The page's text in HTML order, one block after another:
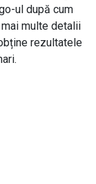
ul după cum
multe detalii
rezultatele